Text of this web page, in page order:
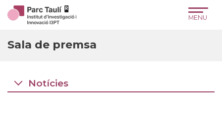
Skip
to
Content
Skip
to
navigation
Site
map
Sala de premsa
Notícies